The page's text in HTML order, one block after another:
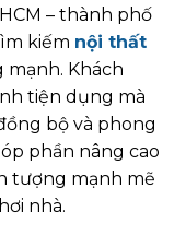
– thành phố
kiếm nội thất
mạnh. Khách
tiện dụng mà
bộ và phong
phần nâng cao
tượng mạnh mẽ
nhà.